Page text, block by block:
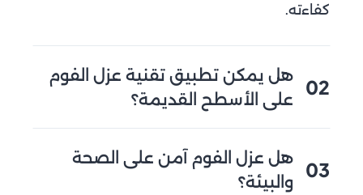
كفاءته.
02
هل يمكن تطبيق تقنية عزل الفوم
على الأسطح القديمة؟
التشققات والتلف، حيث يمكن تنفيذ عزل الفوم
بكفاءة عالية.
03
هل عزل الفوم آمن على الصحة
والبيئة؟